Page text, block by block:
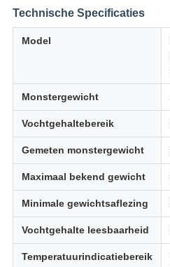
Technische Specificaties
Model
Monstergewicht
Vochtgehaltebereik
Gemeten monstergewicht
Maximaal bekend gewicht
Minimale gewichtsaflezing
Vochtgehalte leesbaarheid
Temperatuurindicatiebereik